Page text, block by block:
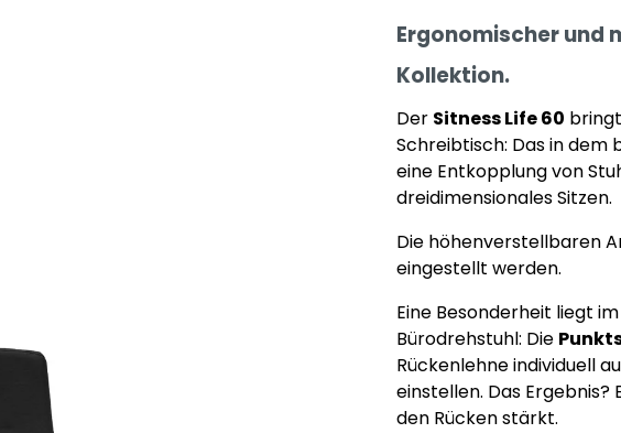
Ergonomischer und
Kollektion.
Der Sitness Life 60
Schreibtisch: Das in
eine Entkopplung von
dreidimensionales Sitzen.
Die höhenverstellbaren
eingestellt werden.
Eine Besonderheit liegt
Bürodrehstuhl: Die
Rückenlehne individuell
einstellen. Das
den Rücken stärkt.